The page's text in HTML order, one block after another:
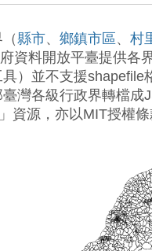
縣市、 鄉鎮市區 、 村
資料開放平臺提供各
）並不支援shapefile
灣各級行政界轉檔成
」資源，亦以MIT授權